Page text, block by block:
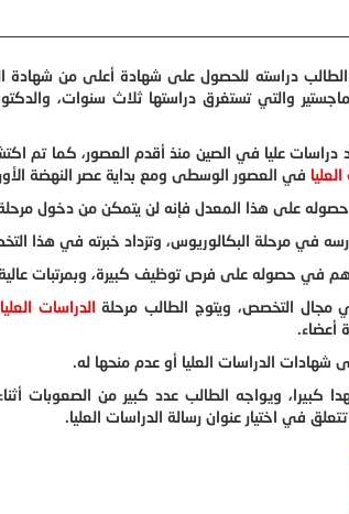
دراسته للحصول على شهادة أعلى من شهادة
والتي تستغرق دراستها ثلاث سنوات،
عليا في الصين منذ أقدم العصور، كما تم
في العصور الوسطى ومع بداية عصر النهضة
على هذا المعدل فإنه لن يتمكن من دخول مرحلة
في مرحلة البكالوريوس، وتزداد خبرته في هذا
في حصوله على فرص توظيف كبيرة، وبمرتبات
مجال التخصص، ويتوج الطالب مرحلةالدراسات العليا
أعضاء.
شهادات الدراسات العليا أو عدم منحها له.
كبيرا، ويواجه الطالب عدد كبير من الصعوبات
في اختيار عنوان رسالة الدراسات العليا.